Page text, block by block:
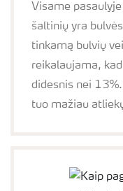
Visame
šaltinių yra
tinkamą bulvių
reikalaujama,
didesnis nei
tuo mažiau